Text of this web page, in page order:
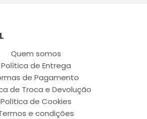
Quem somos
Política de Entrega
de Pagamento
de Troca e Devolução
Política de Cookies
e condições